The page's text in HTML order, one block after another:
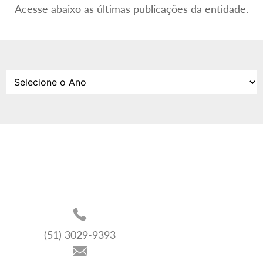
Acesse abaixo as últimas publicações da entidade.
(51) 3029-9393